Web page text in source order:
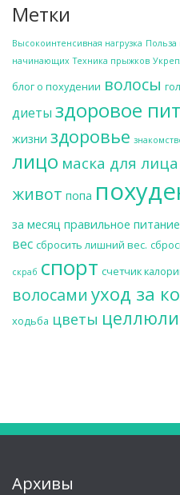
Метки
Высокоинтенсивная нагрузка Польза
начинающих Техника прыжков
блог о похудении волосы
диеты здоровое
жизни здоровье
лицо маска для лица
живот попа
за месяц правильное питание
вес сбросить лишний вес.
скраб спорт счетчик
волосами уход за
ходьба цветы
Архивы